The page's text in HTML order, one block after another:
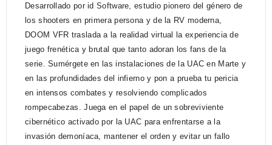
Desarrollado por id Software, estudio pionero del género de
los shooters en primera persona y de la RV moderna,
DOOM VFR traslada a la realidad virtual la experiencia de
juego frenética y brutal que tanto adoran los fans de la
serie. Sumérgete en las instalaciones de la UAC en Marte y
en las profundidades del infierno y pon a prueba tu pericia
en intensos combates y resolviendo complicados
rompecabezas. Juega en el papel de un sobreviviente
cibernético activado por la UAC para enfrentarse a la
invasión demoníaca, mantener el orden y evitar un fallo